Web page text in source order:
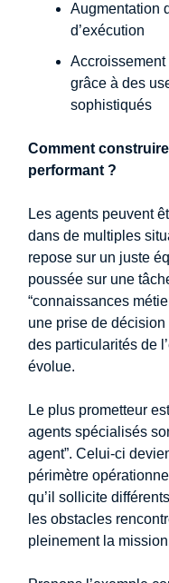
Augmentation
d’exécution
grâce à des
sophistiqués
Comment
performant ?
Les agents peuvent
dans de multiples
repose sur un juste
poussée sur une
“connaissances
une prise de
des particularités de
évolue.
Le plus prometteur
agents spécialisés
agent”. Celui-ci
périmètre
qu’il sollicite
les obstacles
pleinement la